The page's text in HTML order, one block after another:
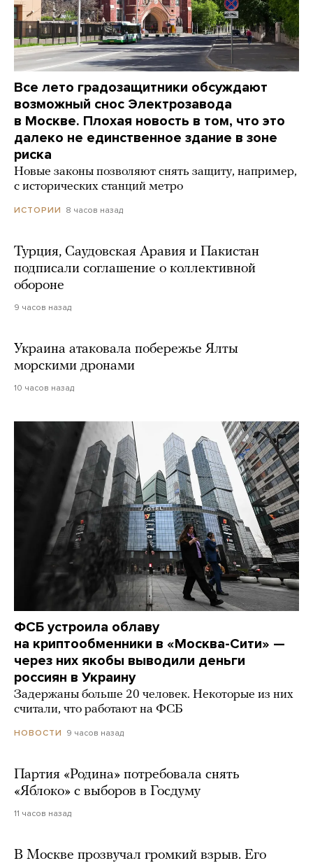
Все лето градозащитники обсуждают
возможный снос Электрозавода
в Москве. Плохая новость в том, что это
далеко не единственное здание в зоне
риска
Новые законы позволяют снять защиту, например,
с исторических станций метро
ИСТОРИИ 8 часов назад
Турция, Саудовская Аравия и Пакистан
подписали соглашение о коллективной
обороне
9 часов назад
Украина атаковала побережье Ялты
морскими дронами
10 часов назад
ФСБ устроила облаву
на криптообменники в «Москва-Сити» —
через них якобы выводили деньги
россиян в Украину
Задержаны больше 20 человек. Некоторые из них
считали, что работают на ФСБ
НОВОСТИ 9 часов назад
Партия «Родина» потребовала снять
«Яблоко» с выборов в Госдуму
11 часов назад
В Москве прозвучал громкий взрыв. Его